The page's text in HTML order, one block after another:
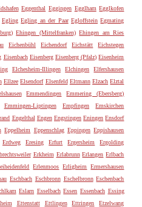
Eggenthal Eggingen Egglham Egglkofen
Egling Egling an der Paar Egloffstein Egmating
Ehingen (Mittelfranken) Ehingen am Ries
Eichenbühl Eichendorf Eichstätt
Eichstegen
Eisenbach Eisenberg Eisenberg (Pfalz) Eisenheim
Elchesheim-Illingen Elchingen
Elfershausen
Ellzee Elsendorf Elsenfeld Eltmann Elzach Elztal
Emmendingen
Emmering (Ebersberg)
Emmingen-Liptingen Empfingen
Emskirchen
Engelthal Engen Engstingen Eningen Ensdorf
Eppelheim Eppenschlag Eppingen Eppishausen
Erdweg Eresing Erfurt Ergersheim
Ergolding
Erkheim Erlabrunn Erlangen Erlbach
Erlenmoos Erligheim
Ermershausen
Eschbach Eschbronn Eschelbronn Eschenbach
Eslarn Esselbach Essen Essenbach Essing
Ettenstatt Ettlingen Ettringen
Etzelwang